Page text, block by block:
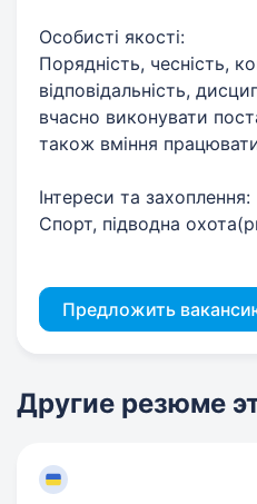
Особисті якості:
Порядність, чесність,
відповідальність,
вчасно виконувати
також вміння
Інтереси та захоплення:
Спорт, підводна
Предложить
Другие резюме